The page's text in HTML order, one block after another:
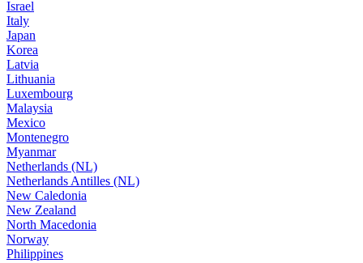
Israel
Italy
Japan
Korea
Latvia
Lithuania
Luxembourg
Malaysia
Mexico
Montenegro
Myanmar
Netherlands (NL)
Netherlands Antilles (NL)
New Caledonia
New Zealand
North Macedonia
Norway
Philippines